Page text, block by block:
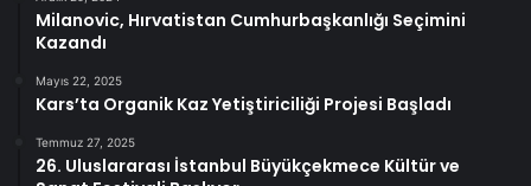
Milanovic, Hırvatistan Cumhurbaşkanlığı Seçimini
Kazandı
Mayıs 22, 2025
Kars’ta Organik Kaz Yetiştiriciliği Projesi Başladı
Temmuz 27, 2025
26. Uluslararası İstanbul Büyükçekmece Kültür ve